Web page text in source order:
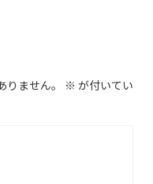
ません。 ※ が付いてい